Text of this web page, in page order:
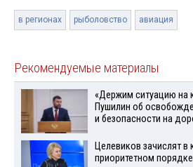
в регионах рыболовство авиация
Рекомендуемые материалы
«Держим ситуацию на
Пушилин об
и безопасности на
Целевиков зачислят в
приоритетном порядке